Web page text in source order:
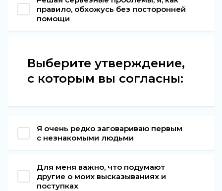
правило, обхожусь без посторонней
помощи
Выберите утверждение,
с которым вы согласны:
Я очень редко заговариваю первым
с незнакомыми людьми
Для меня важно, что подумают
другие о моих высказываниях и
поступках